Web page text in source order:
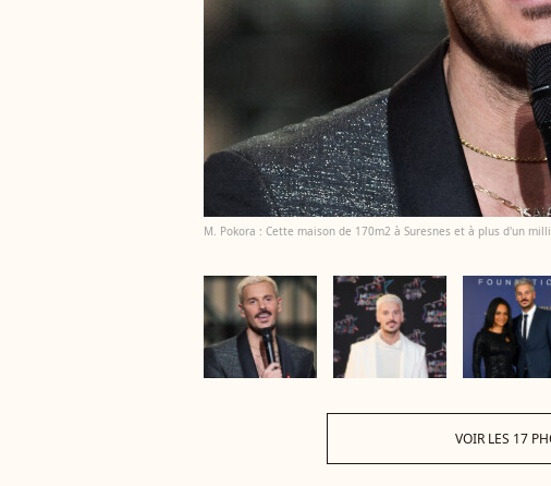
M. Pokora : Cette maison de 170m2 à Suresnes et à plus d'un
VOIR LES 17